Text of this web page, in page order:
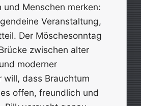
und Menschen merken:
Veranstaltung,
Der Möschesonntag
zwischen alter
moderner
will, dass Brauchtum
offen, freundlich und